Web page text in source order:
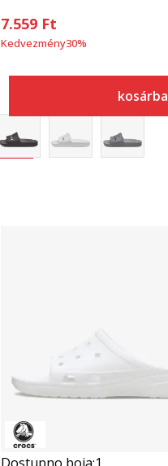
7.559 Ft
Kedvezmény30%
kosárba
Összehasonlítás